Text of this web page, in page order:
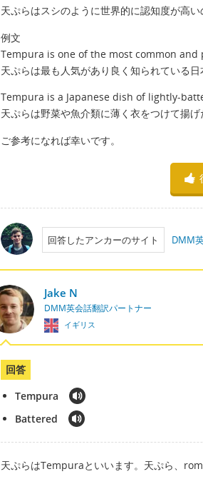
天ぷらはスシのように世界的に認知度が高
例文
Tempura is one of the most common and
天ぷらは最も人気があり良く知られている日
Tempura is a Japanese dish of lightly-
天ぷらは野菜や魚介類に薄く衣をつけて揚げ
ご参考になれば幸いです。
回答したアンカーのサイト DMM
Jake N
DMM英会話翻訳パートナー
イギリス
回答
Tempura
Battered
天ぷらはTempuraといいます。天ぷら、